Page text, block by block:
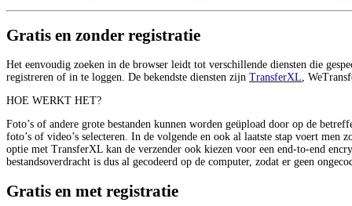
Gratis en zonder registratie
Het eenvoudig zoeken in de browser leidt tot verschillende diensten die
registreren of in te loggen. De bekendste diensten zijn TransferXL,
HOE WERKT HET?
Foto’s of andere grote bestanden kunnen worden geüpload door op de
foto’s of video’s selecteren. In de volgende en ook al laatste stap voert
optie met TransferXL kan de verzender ook kiezen voor een end-to-end
bestandsoverdracht is dus al gecodeerd op de computer, zodat er geen
Gratis en met registratie